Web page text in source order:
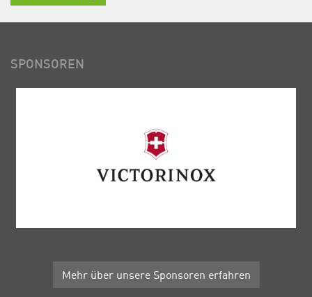
SPONSOREN
Mehr über unsere Sponsoren erfahren